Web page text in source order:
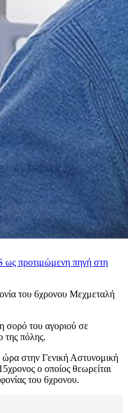
προτιμώμενη πηγή στη
του 6χρονου Μεχμεταλή
σορό του αγοριού σε
της πόλης.
στην Γενική Αστυνομική
ο οποίος θεωρείται
του 6χρονου.